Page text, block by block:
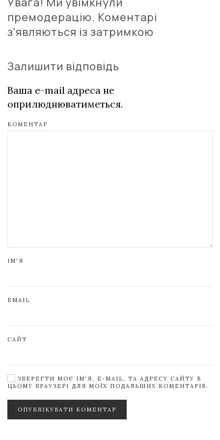
премодерацію. Коментарі
з'являються із затримкою
Залишити відповідь
Ваша e-mail адреса не
оприлюднюватиметься.
КОМЕНТАР
ІМ'Я
EMAIL
САЙТ
ЗБЕРЕГТИ МОЄ ІМ'Я, E-MAIL, ТА АДРЕСУ САЙТУ В
ЦЬОМУ БРАУЗЕРІ ДЛЯ МОЇХ ПОДАЛЬШИХ КОМЕНТАРІВ.
ОПУБЛІКУВАТИ КОМЕНТАР